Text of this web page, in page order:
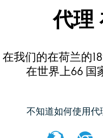
代理
在我们的在荷兰的
在世界上66 国
不知道如何使用代